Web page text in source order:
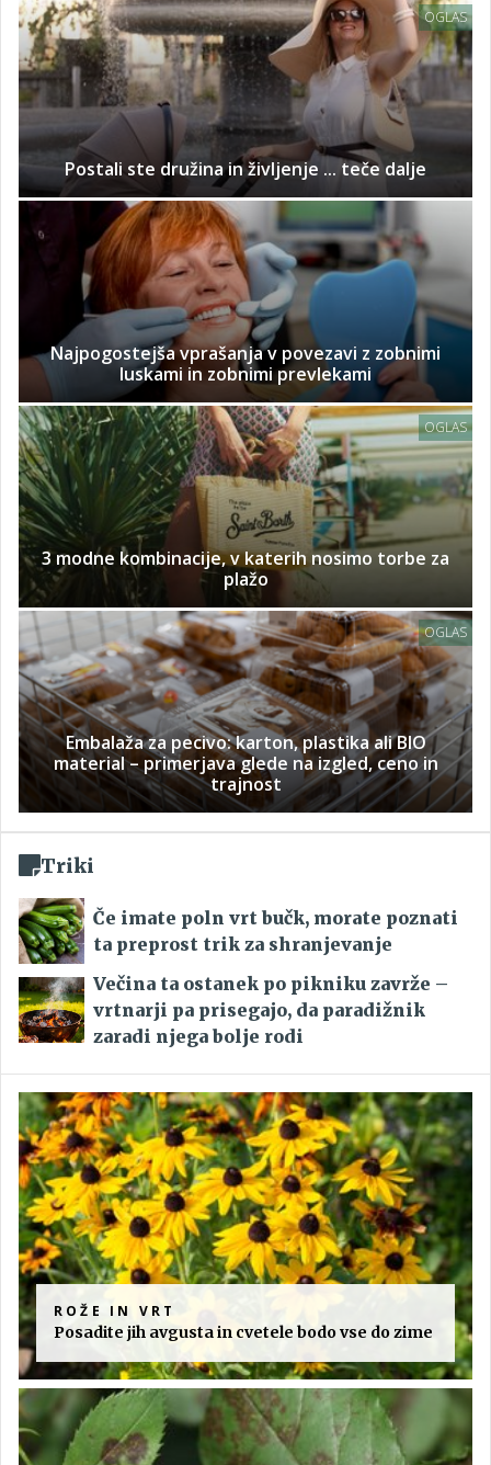
OGLAS
Postali ste družina in življenje ... teče dalje
Najpogostejša vprašanja v povezavi z zobnimi
luskami in zobnimi prevlekami
OGLAS
3 modne kombinacije, v katerih nosimo torbe za
plažo
OGLAS
Embalaža za pecivo: karton, plastika ali BIO
material – primerjava glede na izgled, ceno in
trajnost
Triki
Če imate poln vrt bučk, morate poznati
ta preprost trik za shranjevanje
Večina ta ostanek po pikniku zavrže –
vrtnarji pa prisegajo, da paradižnik
zaradi njega bolje rodi
ROŽE IN VRT
Posadite jih avgusta in cvetele bodo vse do zime